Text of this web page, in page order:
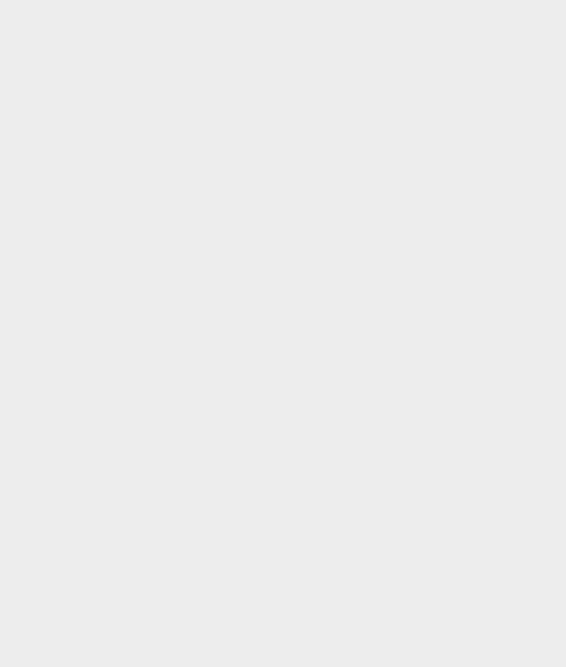
responsable du traitement au
à caractère personnel dans le but
est l’intérêt légitime de
demandées est nécessaire afin de
Luxembourg Alzheimer.